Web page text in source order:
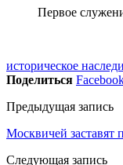
Первое
историческое
Поделиться
Предыдущая запись
Москвичей заставят
Следующая запись